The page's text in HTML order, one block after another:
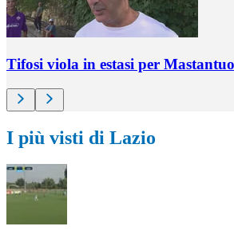
Tifosi viola in estasi per
I più visti di Lazio